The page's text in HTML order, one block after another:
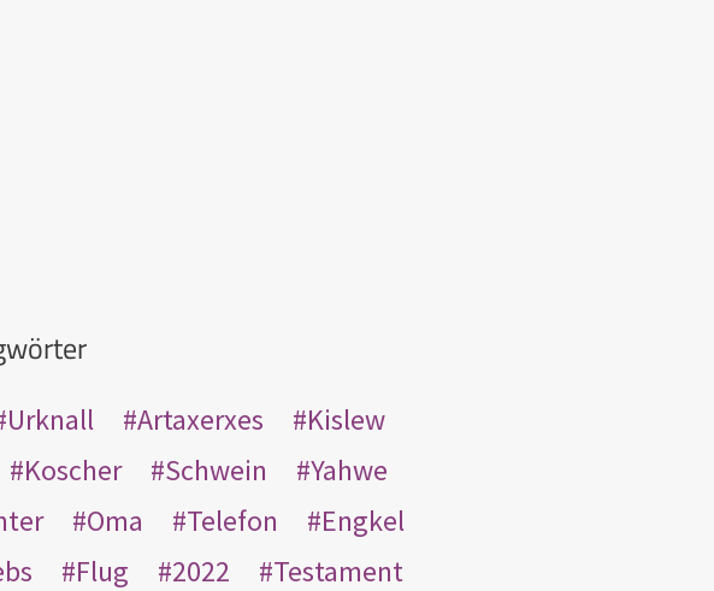
Urknall Artaxerxes
Kislew
Koscher Schwein
Yahwe
Oma Telefon
Engkel
Flug 2022
Testament